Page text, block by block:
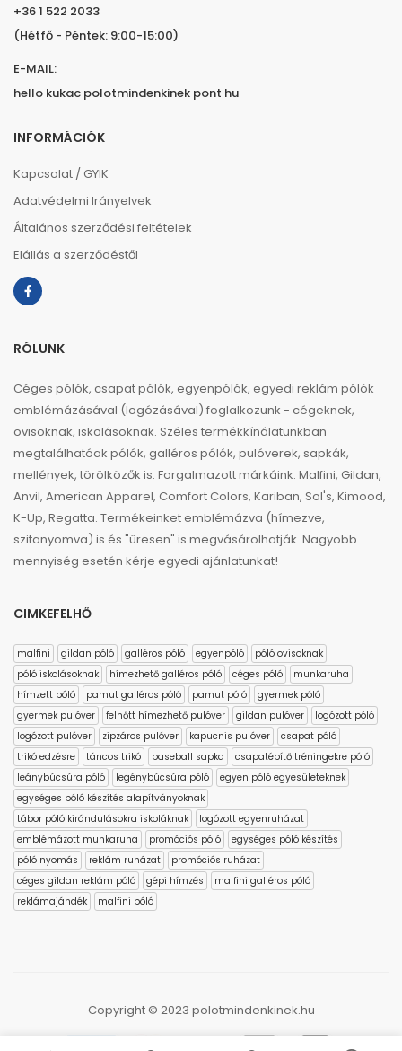
+36 1 522 2033
(Hétfő - Péntek: 9:00-15:00)
E-MAIL:
hello kukac polotmindenkinek pont hu
INFORMÁCIÓK
Kapcsolat / GYIK
Adatvédelmi Irányelvek
Általános szerződési feltételek
Elállás a szerződéstől
RÓLUNK
Céges pólók, csapat pólók, egyenpólók, egyedi reklám pólók
emblémázásával (logózásával) foglalkozunk - cégeknek,
ovisoknak, iskolásoknak. Széles termékkínálatunkban
megtalálhatóak pólók, galléros pólók, pulóverek, sapkák,
mellények, törölközők is. Forgalmazott márkáink: Malfini, Gildan,
Anvil, American Apparel, Comfort Colors, Kariban, Sol's, Kimood,
K-Up, Regatta. Termékeinket emblémázva (hímezve,
szitanyomva) is és "üresen" is megvásárolhatják. Nagyobb
mennyiség esetén kérje egyedi ajánlatunkat!
CIMKEFELHŐ
malfini gildan póló galléros póló egyenpóló
póló ovisoknak
póló iskolásoknak
hímezhető galléros póló céges póló
munkaruha
hímzett póló
pamut galléros póló pamut póló
gyermek póló
gyermek pulóver
felnőtt hímezhető pulóver gildan pulóver
logózott póló
logózott pulóver
zipzáros pulóver kapucnis pulóver
csapat póló
trikó edzésre
táncos trikó baseball sapka
csapatépítő tréningekre póló
leánybúcsúra póló
legénybúcsúra póló
egyen póló egyesületeknek
egységes póló készítés alapítványoknak
tábor póló kirándulásokra iskoláknak
logózott egyenruházat
emblémázott munkaruha
promóciós póló
egységes póló készítés
póló nyomás
reklám ruházat
promóciós ruházat
céges gildan reklám póló
gépi hímzés
malfini galléros póló
reklámajándék
malfini póló
Copyright © 2023 polotmindenkinek.hu